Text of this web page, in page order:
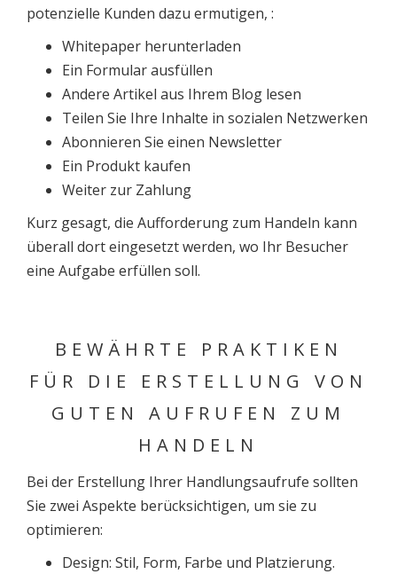
potenzielle Kunden dazu ermutigen, :
Whitepaper herunterladen
Ein Formular ausfüllen
Andere Artikel aus Ihrem Blog lesen
Teilen Sie Ihre Inhalte in sozialen Netzwerken
Abonnieren Sie einen Newsletter
Ein Produkt kaufen
Weiter zur Zahlung
Kurz gesagt, die Aufforderung zum Handeln kann
überall dort eingesetzt werden, wo Ihr Besucher
eine Aufgabe erfüllen soll.
BEWÄHRTE PRAKTIKEN
FÜR DIE ERSTELLUNG VON
GUTEN AUFRUFEN ZUM
HANDELN
Bei der Erstellung Ihrer Handlungsaufrufe sollten
Sie zwei Aspekte berücksichtigen, um sie zu
optimieren:
Design: Stil, Form, Farbe und Platzierung.